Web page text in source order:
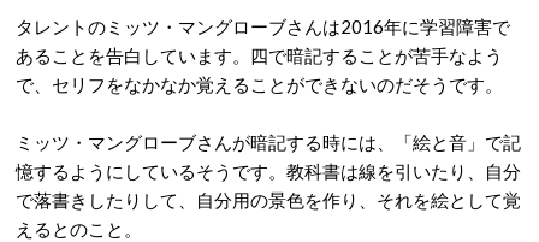
タレントのミッツ・マングローブさんは2016年に学習障害で
あることを告白しています。四で暗記することが苦手なよう
で、セリフをなかなか覚えることができないのだそうです。
ミッツ・マングローブさんが暗記する時には、「絵と音」で記
憶するようにしているそうです。教科書は線を引いたり、自分
で落書きしたりして、自分用の景色を作り、それを絵として覚
えるとのこと。